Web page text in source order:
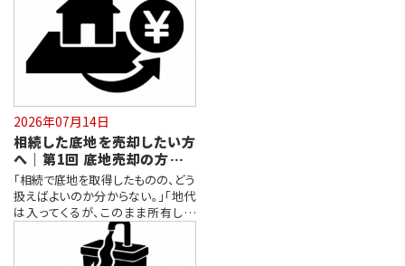
2026年07月14日
相続した底地を売却したい方
へ｜第1回 底地売却の方法と
知っておきたいポイント
「相続で底地を取得したものの、どう
扱えばよいのか分からない。」「地代
は入ってくるが、このまま所有し続